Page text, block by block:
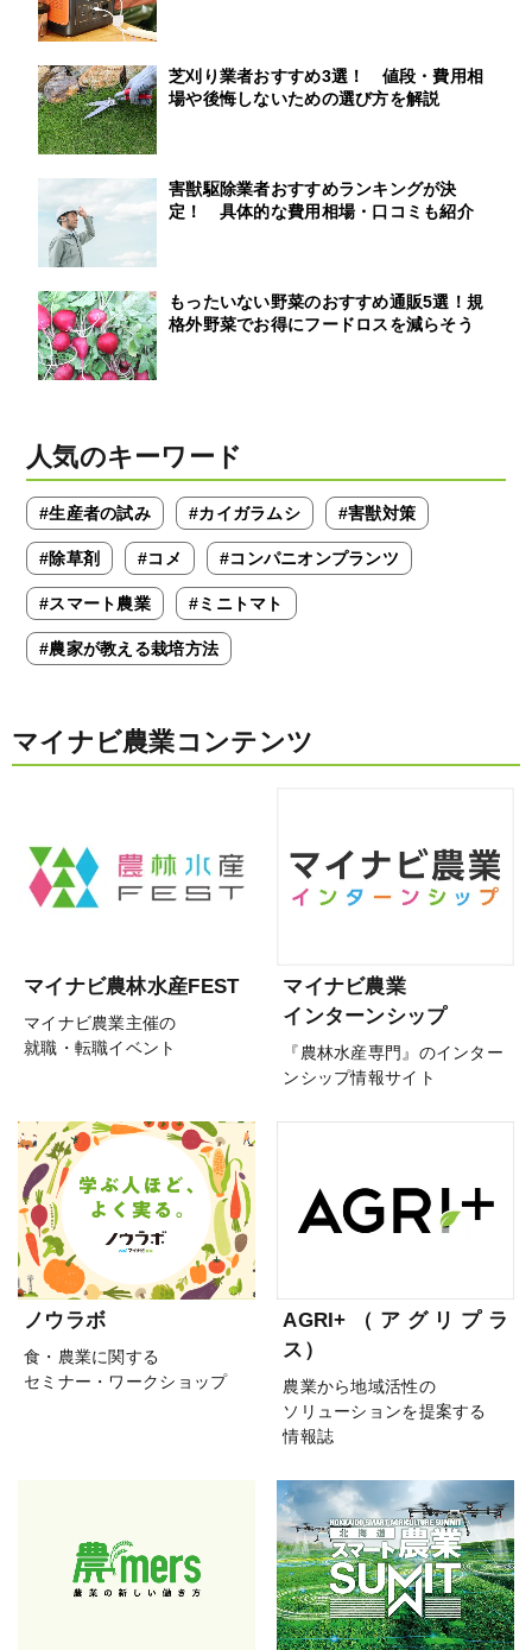
芝刈り業者おすすめ3選！ 値段・費用相
場や後悔しないための選び方を解説
害獣駆除業者おすすめランキングが決
定！ 具体的な費用相場・口コミも紹介
もったいない野菜のおすすめ通販5選！規
格外野菜でお得にフードロスを減らそう
人気のキーワード
#生産者の試み #カイガラムシ #害獣対策
#除草剤 #コメ #コンパニオンプランツ
#スマート農業 #ミニトマト
#農家が教える栽培方法
マイナビ農業コンテンツ
マイナビ農林水産FEST
マイナビ農業主催の
就職・転職イベント
マイナビ農業
インターンシップ
『農林水産専門』のインター
ンシップ情報サイト
ノウラボ
食・農業に関する
セミナー・ワークショップ
AGRI+（アグリプラ
ス）
農業から地域活性の
ソリューションを提案する
情報誌